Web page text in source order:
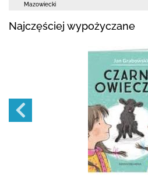
Mazowiecki
Najczęściej wypożyczane